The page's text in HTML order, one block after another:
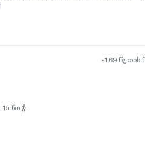
-169 წუთის
15 წთ